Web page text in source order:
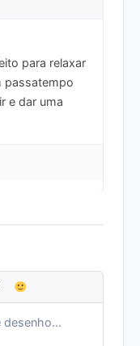
para relaxar
passatempo
e dar uma